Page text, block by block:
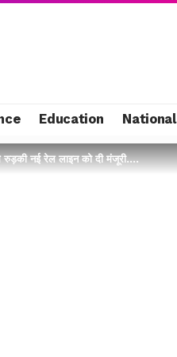
Education National
रुड़की नई रेल लाइन को दी मंजूरी….